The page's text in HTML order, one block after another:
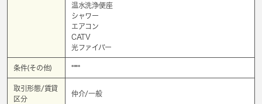
温水洗浄便座
シャワー
エアコン
CATV
光ファイバー
条件(その他) ****
取引形態/賃貸
区分
仲介/一般